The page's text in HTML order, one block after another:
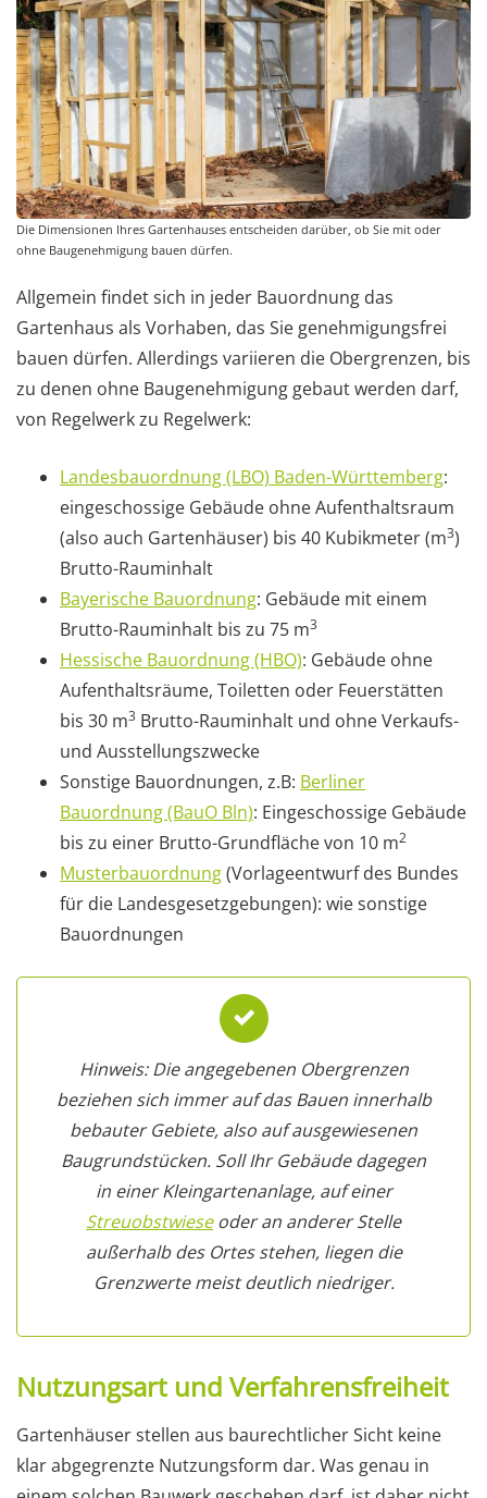
Die Dimensionen Ihres Gartenhauses entscheiden darüber, ob Sie mit oder
ohne Baugenehmigung bauen dürfen.
Allgemein findet sich in jeder Bauordnung das
Gartenhaus als Vorhaben, das Sie genehmigungsfrei
bauen dürfen. Allerdings variieren die Obergrenzen, bis
zu denen ohne Baugenehmigung gebaut werden darf,
von Regelwerk zu Regelwerk:
Landesbauordnung (LBO) Baden-Württemberg:
eingeschossige Gebäude ohne Aufenthaltsraum
(also auch Gartenhäuser) bis 40 Kubikmeter (m3)
Brutto-Rauminhalt
Bayerische Bauordnung: Gebäude mit einem
Brutto-Rauminhalt bis zu 75 m3
Hessische Bauordnung (HBO): Gebäude ohne
Aufenthaltsräume, Toiletten oder Feuerstätten
bis 30 m3 Brutto-Rauminhalt und ohne Verkaufs-
und Ausstellungszwecke
Sonstige Bauordnungen, z.B: Berliner
Bauordnung (BauO Bln): Eingeschossige Gebäude
bis zu einer Brutto-Grundfläche von 10 m2
Musterbauordnung(Vorlageentwurf des Bundes
für die Landesgesetzgebungen): wie sonstige
Bauordnungen
Hinweis: Die angegebenen Obergrenzen
beziehen sich immer auf das Bauen innerhalb
bebauter Gebiete, also auf ausgewiesenen
Baugrundstücken. Soll Ihr Gebäude dagegen
in einer Kleingartenanlage, auf einer
Streuobstwieseoder an anderer Stelle
außerhalb des Ortes stehen, liegen die
Grenzwerte meist deutlich niedriger.
Nutzungsart und Verfahrensfreiheit
Gartenhäuser stellen aus baurechtlicher Sicht keine
klar abgegrenzte Nutzungsform dar. Was genau in